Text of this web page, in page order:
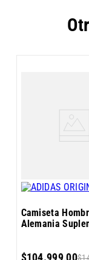
Camiseta
Alemania